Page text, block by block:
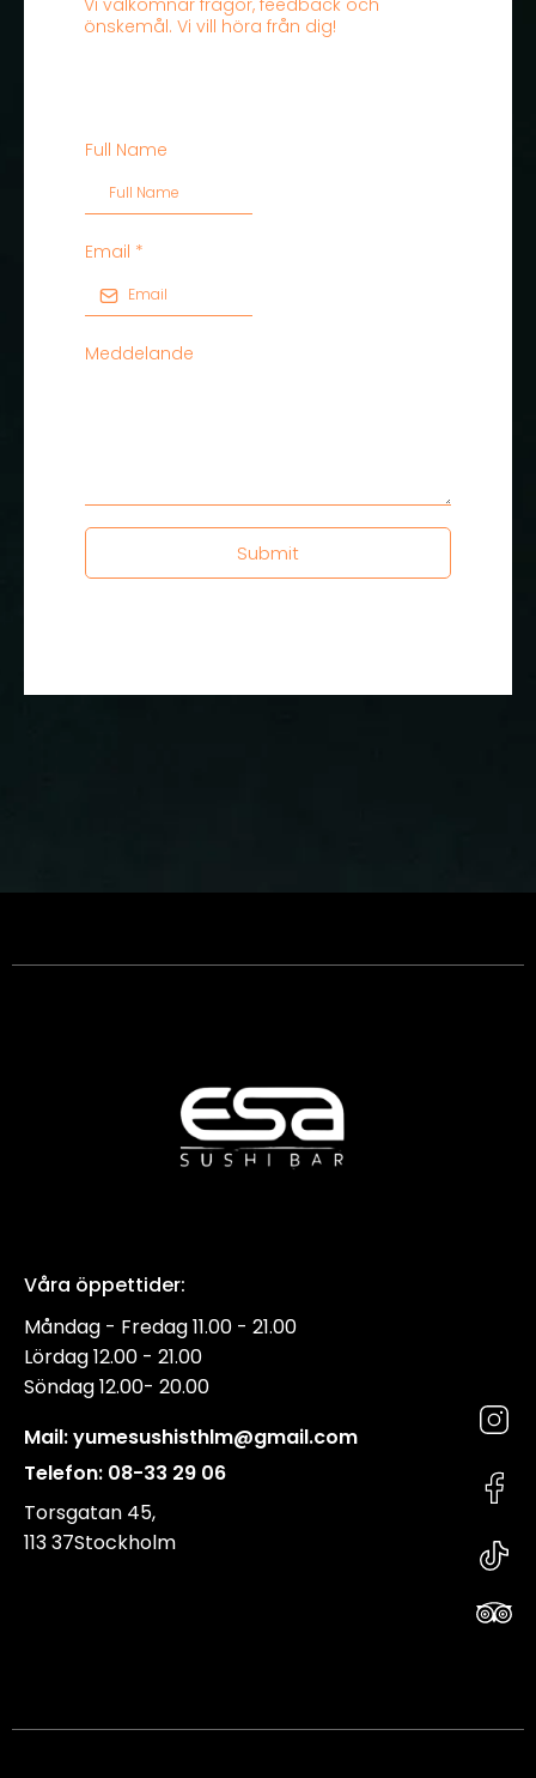
Vi välkomnar frågor, feedback och
önskemål. Vi vill höra från dig!
Full Name
Email *
Meddelande
Submit
Våra öppettider:
Måndag - Fredag 11.00 - 21.00
Lördag 12.00 - 21.00
Söndag 12.00- 20.00
Mail:yumesushisthlm@gmail.com
Telefon: 08-33 29 06
Torsgatan 45,
113 37Stockholm